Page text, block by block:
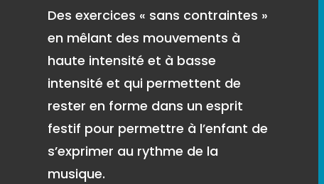
Des exercices « sans contraintes »
en mêlant des mouvements à
haute intensité et à basse
intensité et qui permettent de
rester en forme dans un esprit
festif pour permettre à l’enfant de
s’exprimer au rythme de la
musique.